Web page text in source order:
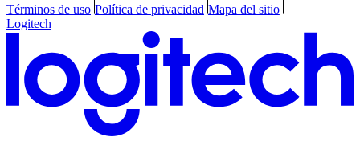
Términos de uso Política de privacidad Mapa del sitio
Logitech